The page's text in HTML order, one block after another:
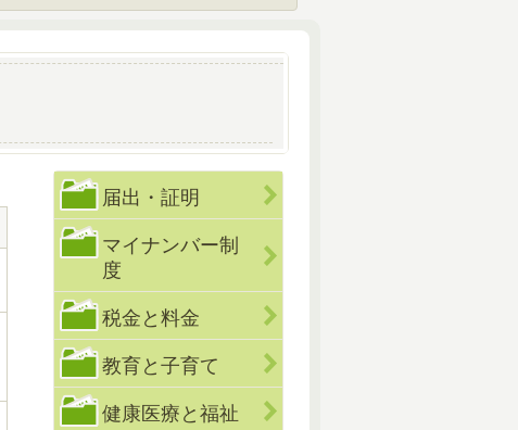
届出・証明
マイナンバー制
度
税金と料金
教育と子育て
健康医療と福祉